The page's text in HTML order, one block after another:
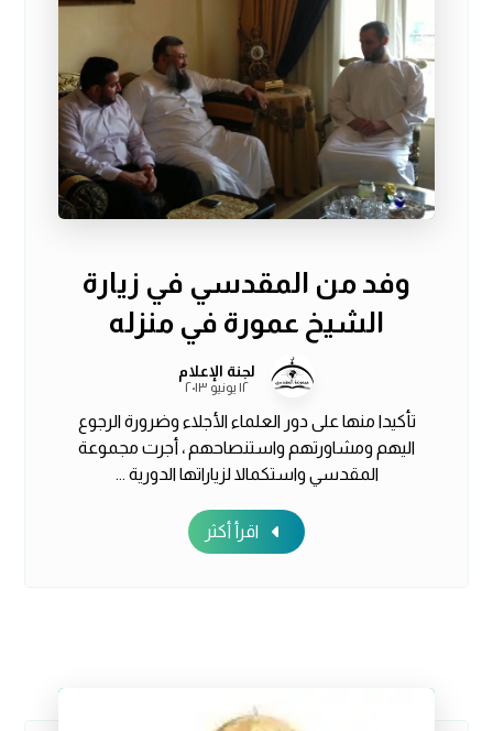
وفد من المقدسي في زيارة
الشيخ عمورة في منزله
لجنة الإعلام
١٢ يونيو ٢٠١٣
تأكيدا منها على دور العلماء الأجلاء وضرورة الرجوع
اليهم ومشاورتهم واستنصاحهم ، أجرت مجموعة
المقدسي واستكمالا لزياراتها الدورية ...
اقرأ أكثر